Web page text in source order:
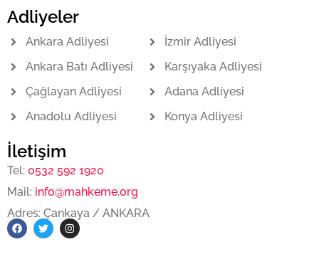
Adliyeler
Ankara Adliyesi
Ankara Batı Adliyesi
Çağlayan Adliyesi
Anadolu Adliyesi
İzmir Adliyesi
Karşıyaka Adliyesi
Adana Adliyesi
Konya Adliyesi
İletişim
Tel: 0532 592 1920
Mail: info@mahkeme.org
Adres: Çankaya / ANKARA